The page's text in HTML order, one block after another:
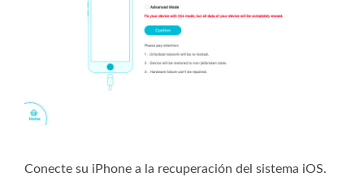
Conecte su iPhone a la recuperación del sistema iOS.